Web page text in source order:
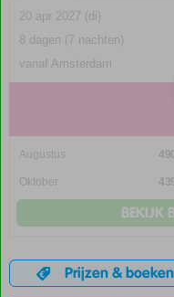
20 apr 2027 (di)
8 dagen (7 nachten)
vanaf Amsterdam
Augustus
Oktober
BEKIJK
Prijzen & boeken